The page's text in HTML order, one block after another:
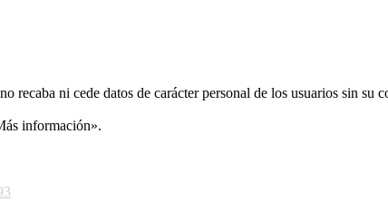
ni cede datos de carácter personal de los usuarios sin su
información».